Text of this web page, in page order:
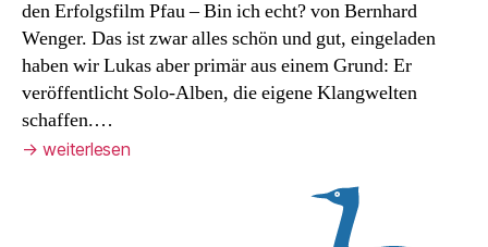
den Erfolgsfilm Pfau – Bin ich echt? von Bernhard
Wenger. Das ist zwar alles schön und gut, eingeladen
haben wir Lukas aber primär aus einem Grund: Er
veröffentlicht Solo-Alben, die eigene Klangwelten
schaffen.…
→ weiterlesen